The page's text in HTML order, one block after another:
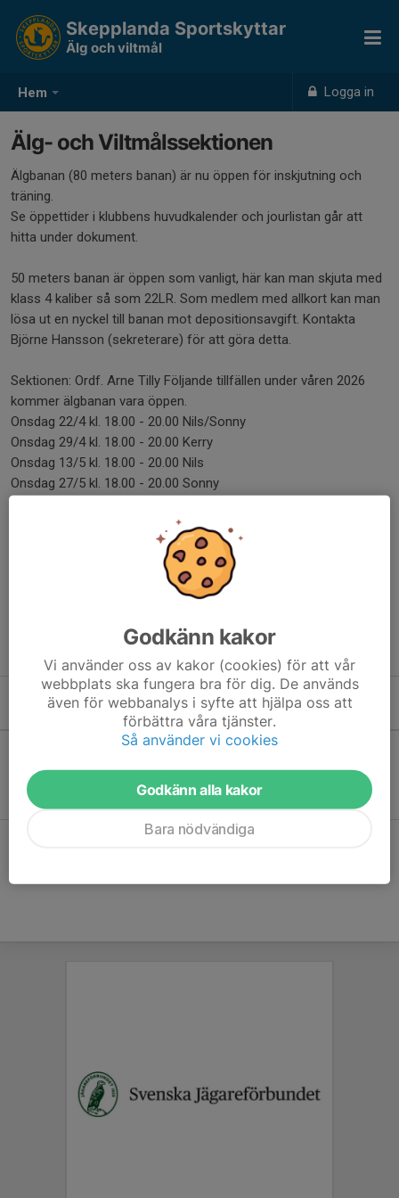
Hem Logga in
Skepplanda Sportskyttar
Älg och viltmål
Älg- och Viltmålssektionen
Älgbanan (80 meters banan) är nu öppen för inskjutning och
träning.
Se öppettider i klubbens huvudkalender och jourlistan går att
hitta under dokument.
50 meters banan är öppen som vanligt, här kan man skjuta med
klass 4 kaliber så som 22LR. Som medlem med allkort kan man
lösa ut en nyckel till banan mot depositionsavgift. Kontakta
Björne Hansson (sekreterare) för att göra detta.
Sektionen: Ordf. Arne Tilly Följande tillfällen under våren 2026
kommer älgbanan vara öppen.
Onsdag 22/4 kl. 18.00 - 20.00 Nils/Sonny
Onsdag 29/4 kl. 18.00 - 20.00 Kerry
Onsdag 13/5 kl. 18.00 - 20.00 Nils
Onsdag 27/5 kl. 18.00 - 20.00 Sonny
Nils Larsson 0709-41 85 00
Kerry Rosengren 0762-83 87 57
Tobias Robertsson 0769-34 94 34
Sonny Landerberg 0725-35 11 01
Kommande aktiviteter
Inga aktiviteter inbokade
Godkänn kakor
Vi använder oss av kakor (cookies) för att vår
webbplats ska fungera bra för dig. De används
även för webbanalys i syfte att hjälpa oss att
förbättra våra tjänster.
Så använder vi cookies
Godkänn alla kakor
Bara nödvändiga